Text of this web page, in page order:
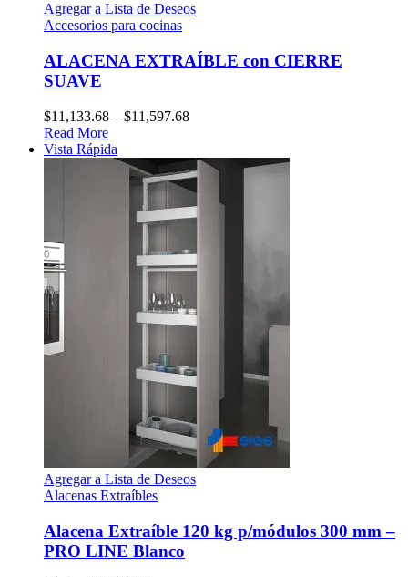
Agregar a Lista de Deseos
Accesorios para cocinas
ALACENA EXTRAÍBLE con CIERRE
SUAVE
$11,133.68 – $11,597.68
Read More
Vista Rápida
Agregar a Lista de Deseos
Alacenas Extraíbles
Alacena Extraíble 120 kg p/módulos 300 mm –
PRO LINE Blanco